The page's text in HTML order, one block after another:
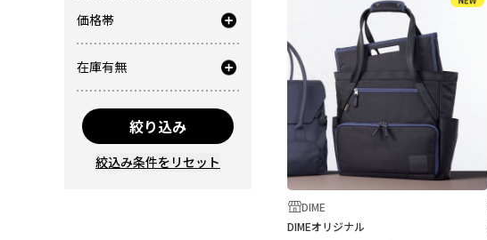
価格帯
在庫有無
絞り込み
絞込み条件をリセット
DIME
DIMEオリジナル